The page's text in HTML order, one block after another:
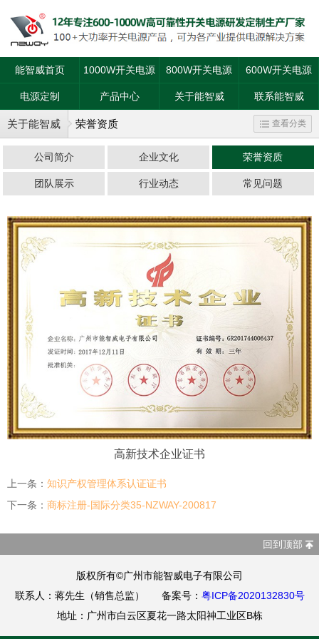
能智威首页 1000W开关电源 800W开关电源 600W开关电源
电源定制 产品中心 关于能智威 联系能智威
关于能智威 荣誉资质 查看分类
公司简介 企业文化 荣誉资质
团队展示 行业动态 常见问题
高新技术企业证书
上一条： 知识产权管理体系认证证书
下一条： 商标注册-国际分类35-NZWAY-200817
回到顶部
版权所有©广州市能智威电子有限公司
联系人：蒋先生（销售总监） 备案号： 粤ICP备2020132830号
地址：广州市白云区夏花一路太阳神工业区B栋